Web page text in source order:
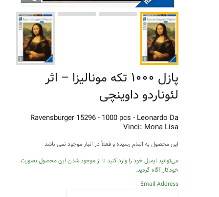
پازل ۱۰۰۰ تکه مونالیزا – اثر
لئوناردو داوینچی
Ravensburger 15296 - 1000 pcs - Leonardo Da
Vinci: Mona Lisa
این محصول به اتمام رسیده و فعلاً در انبار موجود نمی باشد
می‌توانید ایمیل خود را وارد کنید تا از موجود شدن این محصول بصورت
خودکار آگاه گردید.
Email Address